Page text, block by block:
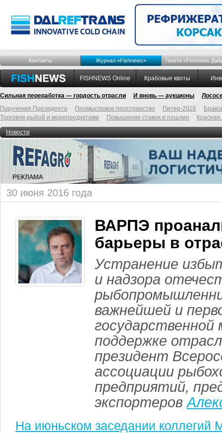
Контакты Журнал «Fishnews» Газета «Fishnews
FISHNEWS Online Крабовые квоты
Сильная переработка — гордость отрасли И вновь — аукционы
Поручения Президента
Промысловое пространство Питер-2026
Торговля рыбой и морепродуктами
Повышение ставок и пошлин
Новости
30 июня 2016 года
ВАРПЭ
барьеры в
Устранение
и надзора
важнейшей и
государственной
поддержке
президент
ассоциации
предприятий,
экспортеров
На июньском заседании коллегий